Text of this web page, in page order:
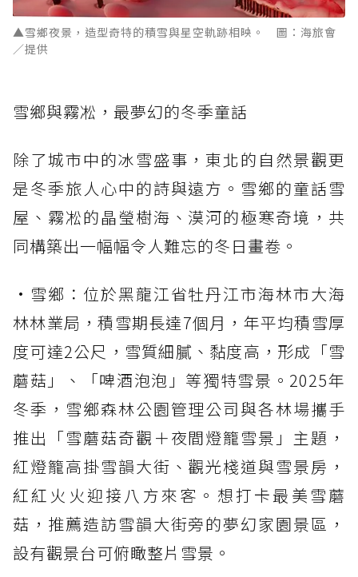
▲雪鄉夜景，造型奇特的積雪與星空軌跡相映。 圖：海旅會
／提供
雪鄉與霧凇，最夢幻的冬季童話
除了城市中的冰雪盛事，東北的自然景觀更
是冬季旅人心中的詩與遠方。雪鄉的童話雪
屋、霧凇的晶瑩樹海、漠河的極寒奇境，共
同構築出一幅幅令人難忘的冬日畫卷。
•雪鄉：位於黑龍江省牡丹江市海林市大海
林林業局，積雪期長達7個月，年平均積雪厚
度可達2公尺，雪質細膩、黏度高，形成「雪
蘑菇」、「啤酒泡泡」等獨特雪景。2025年
冬季，雪鄉森林公園管理公司與各林場攜手
推出「雪蘑菇奇觀＋夜間燈籠雪景」主題，
紅燈籠高掛雪韻大街、觀光棧道與雪景房，
紅紅火火迎接八方來客。想打卡最美雪蘑
菇，推薦造訪雪韻大街旁的夢幻家園景區，
設有觀景台可俯瞰整片雪景。